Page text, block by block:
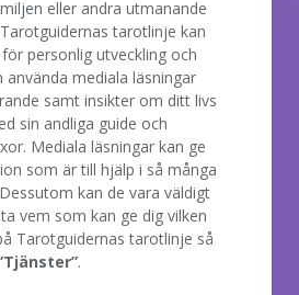
eller andra utmanande
tarotlinje kan
personlig utveckling och
använda mediala läsningar
samt insikter om ditt livs
sin andliga guide och
Mediala läsningar kan ge
som är till hjälp i så många
kan de vara väldigt
vem som kan ge dig vilken
Tarotguidernas tarotlinje så
.